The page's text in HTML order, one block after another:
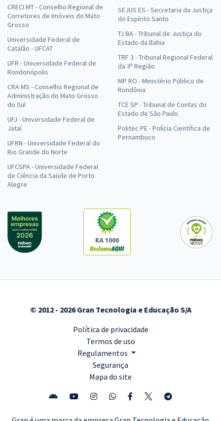
CRECI MT - Conselho Regional de
Corretores de Imóveis do Mato
Grosso
Universidade Federal de
Catalão - UFCAT
UFR - Universidade Federal de
Rondonópolis
CRA MS - Conselho Regional de
Administração do Mato Grosso
do Sul
UFJ - Universidade Federal de
Jataí
UFRN - Universidade Federal do
Rio Grande do Norte
UFCSPA - Universidade Federal
de Ciência da Saúde de Porto
Alegre
SEJUS ES - Secretaria da Justiça
do Espírito Santo
TJ BA - Tribunal de Justiça do
Estado da Bahia
TRF 3 - Tribunal Regional Federal
da 3ª Região
MP RO - Ministério Público de
Rondônia
TCE SP - Tribunal de Contas do
Estado de São Paulo
Politec PE - Polícia Científica de
Pernambuco
RA 1000
© 2012 - 2026 Gran Tecnologia e Educação S/A
Política de privacidade
Termos de uso
Regulamentos
Segurança
Mapa do site